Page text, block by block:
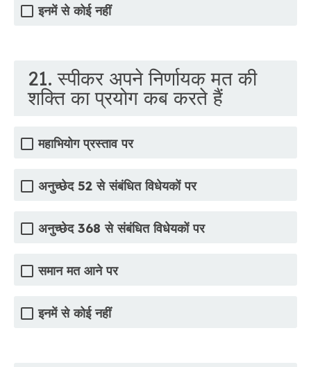
इनमें से कोई नहीं
21. स्पीकर अपने निर्णायक मत की
शक्ति का प्रयोग कब करते हैं
महाभियोग प्रस्ताव पर
अनुच्छेद 52 से संबंधित विधेयकों पर
अनुच्छेद 368 से संबंधित विधेयकों पर
समान मत आने पर
इनमें से कोई नहीं